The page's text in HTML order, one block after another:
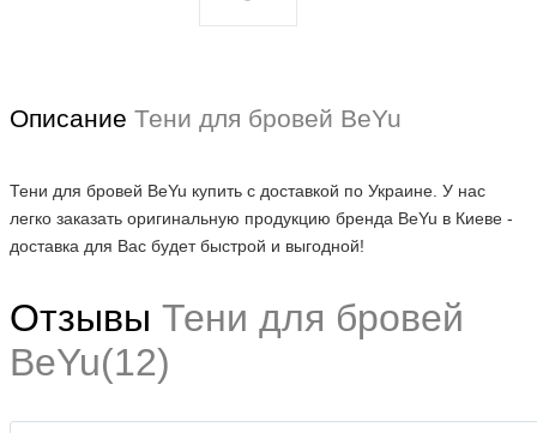
Описание Тени для бровей BeYu
Тени для бровей BeYu купить с доставкой по Украине. У нас
легко заказать оригинальную продукцию бренда BeYu в Киеве -
доставка для Вас будет быстрой и выгодной!
Отзывы Тени для бровей
BeYu(12)